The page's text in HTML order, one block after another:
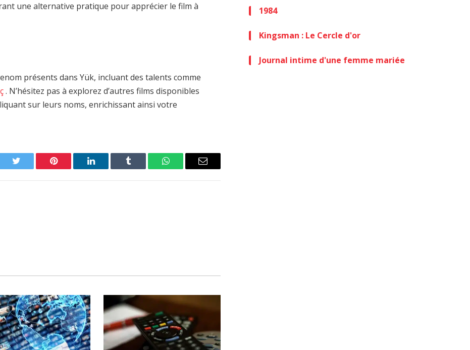
une alternative pratique pour apprécier le film à
présents dans Yük, incluant des talents comme
. N’hésitez pas à explorez d’autres films disponibles
sur leurs noms, enrichissant ainsi votre
Twitter Pinterest LinkedIn Tumblr WhatsAppEmail
1984
Kingsman : Le Cercle d'or
Journal intime d'une femme mariée